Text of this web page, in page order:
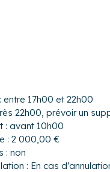
vivre avec une belle
équipée avec une
four à micro-ondes,
la convivialité
un lit king size
et un WC. Cette
17h00 et 22h00
22h00, prévoir un
: avant 10h00
: 2 000,00 €
: non
: En cas